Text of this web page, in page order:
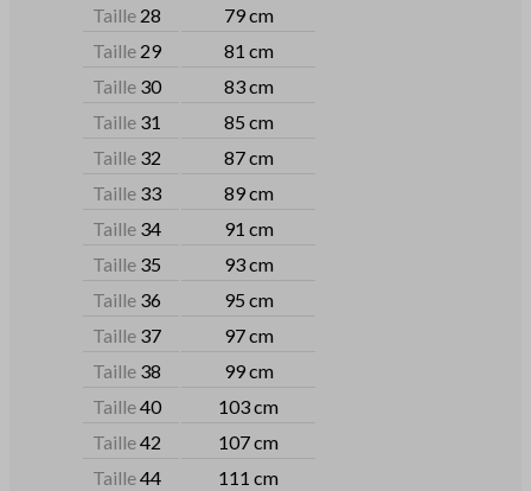
Taille 28
79 cm
Taille 29
81 cm
Taille 30
83 cm
Taille 31
85 cm
Taille 32
87 cm
Taille 33
89 cm
Taille 34
91 cm
Taille 35
93 cm
Taille 36
95 cm
Taille 37
97 cm
Taille 38
99 cm
Taille40
103 cm
Taille42
107 cm
Taille44 111 cm